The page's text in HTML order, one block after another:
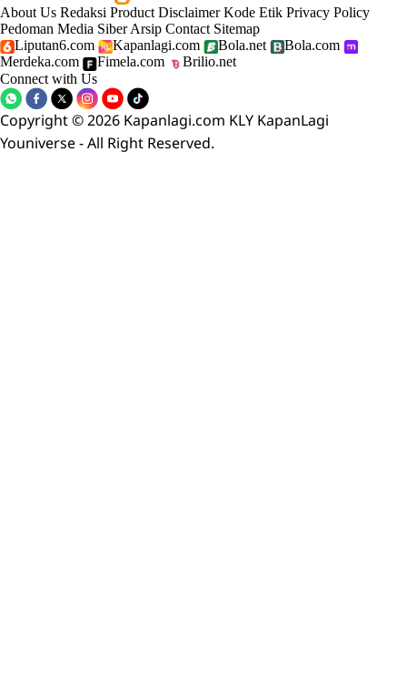
About Us Redaksi Product Disclaimer Kode Etik Privacy Policy
Pedoman Media Siber Arsip Contact Sitemap
Liputan6.com
Kapanlagi.com Bola.net
Bola.com
Merdeka.com
Fimela.com
Brilio.net
Connect with Us
Copyright © 2026 Kapanlagi.com KLY KapanLagi
Youniverse - All Right Reserved.